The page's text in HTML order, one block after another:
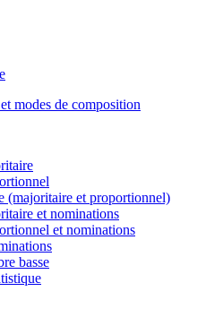
modes de composition
(majoritaire et proportionnel)
et nominations
et nominations
basse